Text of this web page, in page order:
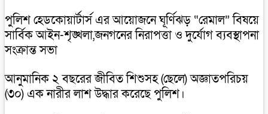
পুলিশ হেডকোয়ার্টার্স এর আয়োজনে ঘূর্ণিঝড় “রেমাল” বিষয়ে
সার্বিক আইন-শৃঙ্খলা,জনগনের নিরাপত্তা ও দুর্যোগ ব্যবস্থাপনা
সংক্রান্ত সভা
আনুমানিক ২ বছরের জীবিত শিশুসহ (ছেলে) অজ্ঞাতপরিচয়
(৩০) এক নারীর লাশ উদ্ধার করেছে পুলিশ।